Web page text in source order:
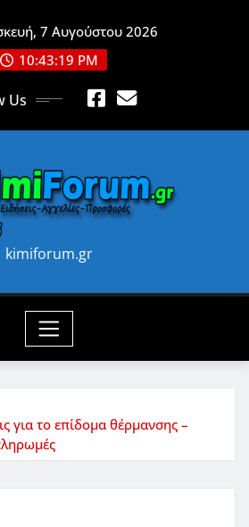
7 Αυγούστου 2026
10:43:20 PM
Us
kimiforum.gr
για το επίδομα θέρμανσης –